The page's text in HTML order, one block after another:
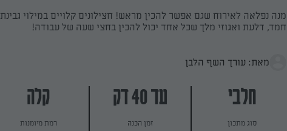
מנה נפלאה לאירוח שגם אפשר להכין מראש! חצילונים קלויים במילוי גבינת
חמד, דלעת ואגוזי מלך שכל אחד יכול להכין בחצי שעה של עבודה!
מאת: עורך השף הלבן
חלבי
סוג מתכון
עד 40 דק
זמן הכנה
קלה
רמת מיומנות